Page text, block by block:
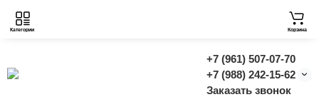
+7 (961) 507-07-70
+7 (988) 242-15-62
Заказать звонок
Категории Корзина